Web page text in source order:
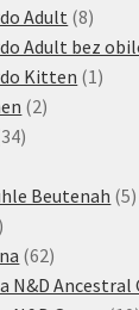
produktů
Adult 88
Adult bez
Kitten 1 1
22
3434
Beutenah 55
10
6262
produktů
N&D Ancestral